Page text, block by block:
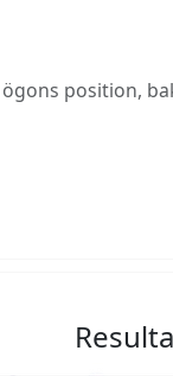
position,